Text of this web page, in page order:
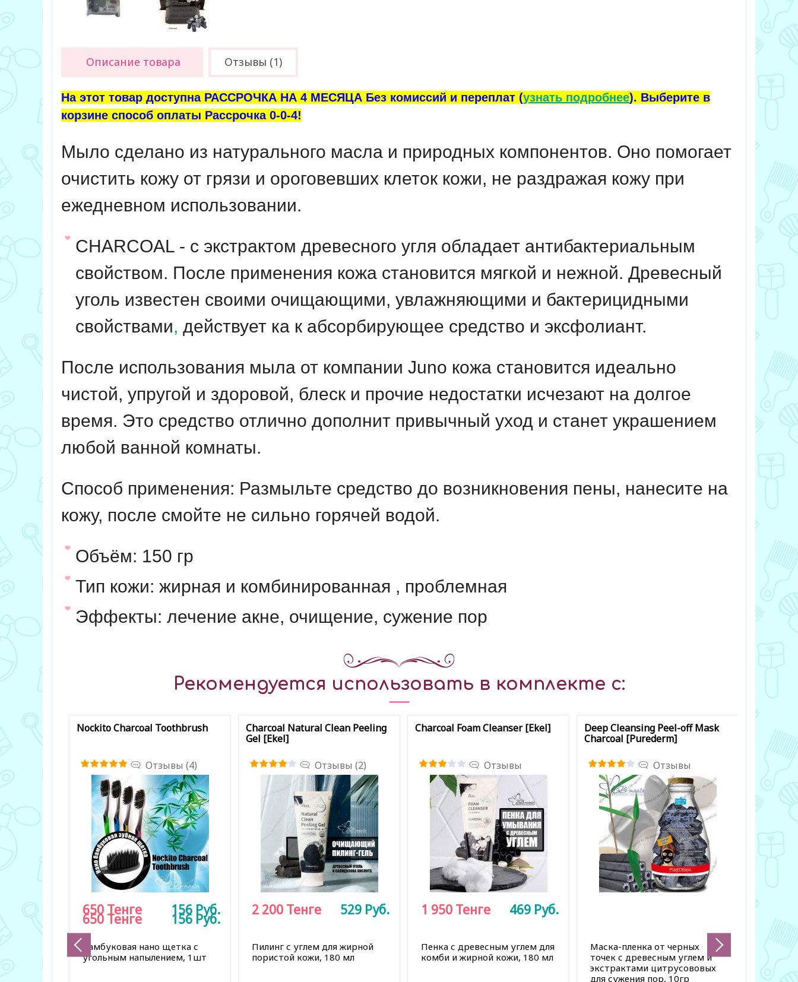
Описание товара Отзывы (1)
На этот товар доступна РАССРОЧКА НА 4 МЕСЯЦА Без комиссий и переплат (узнать подробнее). Выберите в
корзине способ оплаты Рассрочка 0-0-4!
Мыло сделано из натурального масла и природных компонентов. Оно помогает
очистить кожу от грязи и ороговевших клеток кожи, не раздражая кожу при
ежедневном использовании.
CHARCOAL - с экстрактом древесного угля обладает антибактериальным
свойством. После применения кожа становится мягкой и нежной. Древесный
уголь известен своими очищающими, увлажняющими и бактерицидными
свойствами, действует ка к абсорбирующее средство и эксфолиант.
После использования мыла от компании Juno кожа становится идеально
чистой, упругой и здоровой, блеск и прочие недостатки исчезают на долгое
время. Это средство отлично дополнит привычный уход и станет украшением
любой ванной комнаты.
Способ применения: Размыльте средство до возникновения пены, нанесите на
кожу, после смойте не сильно горячей водой.
Объём: 150 гр
Тип кожи: жирная и комбинированная , проблемная
Эффекты: лечение акне, очищение, сужение пор
Рекомендуется использовать в комплекте с:
Nockito Charcoal Toothbrush
Отзывы (4)
Бамбуковая нано щетка с
угольным напылением, 1шт
650 Тенге 156 Руб.
650 Тенге 156 Руб.
Charcoal Natural Clean Peeling
Gel [Ekel]
Отзывы (2)
Пилинг с углем для жирной
пористой кожи, 180 мл
2 200 Тенге 529 Руб.
Charcoal Foam Cleanser [Ekel]
Отзывы
Пенка с древесным углем для
комби и жирной кожи, 180 мл
1 950 Тенге 469 Руб.
Deep Cleansing Peel-off Mask
Charcoal [Purederm]
Отзывы
Маска-пленка от черных
точек с древесным углем и
экстрактами цитрусововых
для сужения пор, 10гр